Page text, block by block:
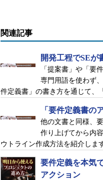
関連記事
開発工程でSEが
「提案書」や「要
専門用語を使わず
件定義書」の書き方を通じて、
「要件定義書の
他の文書と同様、
作り上げてから内
ウトライン作成方法を紹介しま
要件定義を本気
アクション